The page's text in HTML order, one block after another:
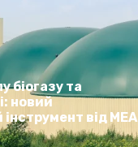
біогазу та
новий
від МЕА